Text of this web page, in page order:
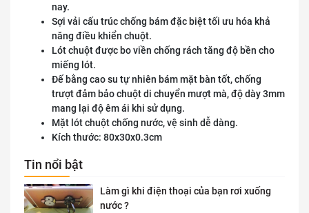
nay.
Sợi vải cấu trúc chống bám đặc biệt tối ưu hóa khả
năng điều khiển chuột.
Lót chuột được bo viền chống rách tăng độ bền cho
miếng lót.
Đế bằng cao su tự nhiên bám mặt bàn tốt, chống
trượt đảm bảo chuột di chuyển mượt mà, độ dày 3mm
mang lại độ êm ái khi sử dụng.
Mặt lót chuột chống nước, vệ sinh dễ dàng.
Kích thước: 80x30x0.3cm
Tin nổi bật
Làm gì khi điện thoại của bạn rơi xuống
nước ?